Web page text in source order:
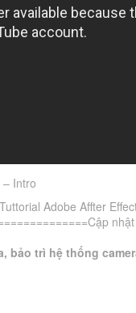
– Intro
Adobe Affter
bảo trì hệ thống